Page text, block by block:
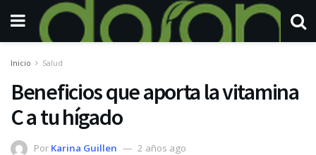
Inicio Salud
Beneficios que aporta la vitamina
C a tu hígado
Por Karina Guillen 2 años ago